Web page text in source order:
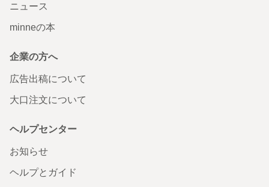
ニュース
minneの本
企業の方へ
広告出稿について
大口注文について
ヘルプセンター
お知らせ
ヘルプとガイド